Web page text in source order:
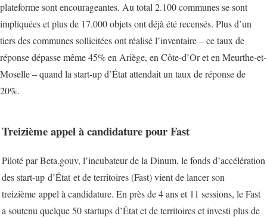
plateforme sont encourageantes. Au total 2.100 communes se sont
impliquées et plus de 17.000 objets ont déjà été recensés. Plus d’un
tiers des communes sollicitées ont réalisé l’inventaire – ce taux de
réponse dépasse même 45% en Ariège, en Côte-d’Or et en Meurthe-et-
Moselle – quand la start-up d’Étatattendait un taux de réponse de
20%.
Treizième appel à candidature pour Fast
Piloté par Beta.gouv, l’incubateur de la Dinum, le fonds d’accélération
des start-up d’Étatet de territoires (Fast) vient de lancer son
treizième appel à candidature. En près de 4 ans et 11 sessions, le Fast
a soutenu quelque 50 startups d’État et de territoires et investi plus de